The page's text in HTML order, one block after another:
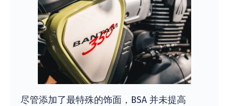
尽管添加了最特殊的饰面，BSA 并未提高